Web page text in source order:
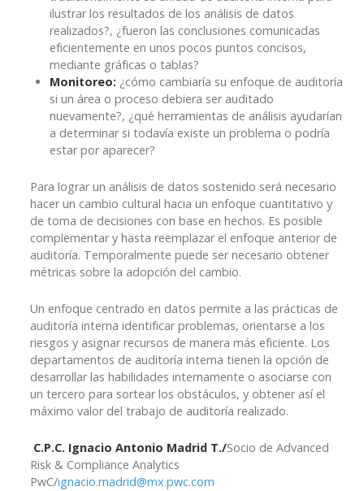
ilustrar los resultados de los análisis de datos
realizados?, ¿fueron las conclusiones comunicadas
eficientemente en unos pocos puntos concisos,
mediante gráficas o tablas?
Monitoreo: ¿cómo cambiaría su enfoque de auditoría
si un área o proceso debiera ser auditado
nuevamente?, ¿qué herramientas de análisis ayudarían
a determinar si todavía existe un problema o podría
estar por aparecer?
Para lograr un análisis de datos sostenido será necesario
hacer un cambio cultural hacia un enfoque cuantitativo y
de toma de decisiones con base en hechos. Es posible
complementar y hasta reemplazar el enfoque anterior de
auditoría. Temporalmente puede ser necesario obtener
métricas sobre la adopción del cambio.
Un enfoque centrado en datos permite a las prácticas de
auditoría interna identificar problemas, orientarse a los
riesgos y asignar recursos de manera más eficiente. Los
departamentos de auditoría interna tienen la opción de
desarrollar las habilidades internamente o asociarse con
un tercero para sortear los obstáculos, y obtener así el
máximo valor del trabajo de auditoría realizado.
C.P.C. Ignacio Antonio Madrid T./Socio de Advanced
Risk & Compliance Analytics
PwC/ignacio.madrid@mx.pwc.com